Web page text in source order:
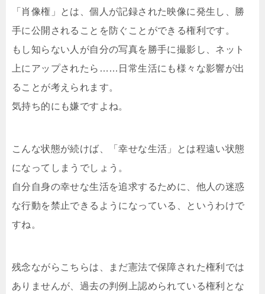
「肖像権」とは、個人が記録された映像に発生し、勝
手に公開されることを防ぐことができる権利です。
もし知らない人が自分の写真を勝手に撮影し、ネット
上にアップされたら……日常生活にも様々な影響が出
ることが考えられます。
気持ち的にも嫌ですよね。
こんな状態が続けば、「幸せな生活」とは程遠い状態
になってしまうでしょう。
自分自身の幸せな生活を追求するために、他人の迷惑
な行動を禁止できるようになっている、というわけで
すね。
残念ながらこちらは、まだ憲法で保障された権利では
ありませんが、過去の判例上認められている権利とな